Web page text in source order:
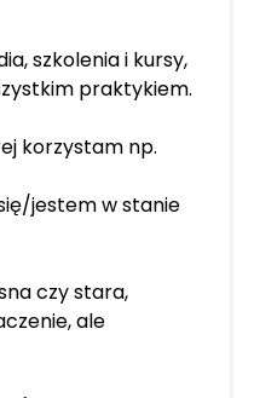
szkolenia i kursy,
praktykiem.
korzystam np.
jestem w stanie
czy stara,
ale